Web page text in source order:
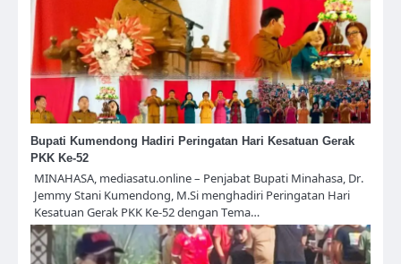
Bupati Kumendong Hadiri Peringatan Hari Kesatuan Gerak
PKK Ke-52
MINAHASA, mediasatu.online – Penjabat Bupati Minahasa, Dr.
Jemmy Stani Kumendong, M.Si menghadiri Peringatan Hari
Kesatuan Gerak PKK Ke-52 dengan Tema…